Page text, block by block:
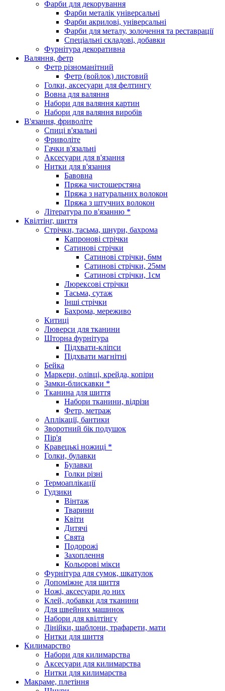
Фарби для декорування
Фарби металік універсальні
Фарби акрилові, універсальні
Фарби для металу, золочення та реставрації
Спеціальні складові, добавки
Фурнітура декоративна
Валяння, фетр
Фетр різноманітний
Фетр (войлок) листовий
Голки, аксесуари для фелтингу
Вовна для валяння
Набори для валяння картин
Набори для валяння виробів
В'язання, фриволіте
Спиці в'язальні
Фриволіте
Гачки в'язальні
Аксесуари для в'язання
Нитки для в'язання
Бавовна
Пряжа чистошерстяна
Пряжа з натуральних волокон
Пряжа з штучних волокон
Література по в'язанню *
Квілтінг, шиття
Стрічки, тасьма, шнури, бахрома
Капронові стрічки
Сатинові стрічки
Сатинові стрічки, 6мм
Сатинові стрічки, 25мм
Сатинові стрічки, 1см
Люрексові стрічки
Тасьма, сутаж
Інші стрічки
Бахрома, мереживо
Китиці
Люверси для тканини
Шторна фурнітура
Підхвати-кліпси
Підхвати магнітні
Бейка
Маркери, олівці, крейда, копіри
Замки-блискавки *
Тканина для шиття
Набори тканини, відрізи
Фетр, метраж
Аплікації, бантики
Зворотний бік подушок
Пір'я
Кравецькі ножиці *
Голки, булавки
Булавки
Голки різні
Термоаплікації
Гудзики
Вінтаж
Тварини
Квіти
Дитячі
Свята
Подорожі
Захоплення
Кольорові мікси
Фурнітура для сумок, шкатулок
Допоміжне для шиття
Ножі, аксесуари до них
Клей, добавки для тканини
Для швейних машинок
Набори для квілтінгу
Лінійки, шаблони, трафарети, мати
Нитки для шиття
Килимарство
Набори для килимарства
Аксесуари для килимарства
Нитки для килимарства
Макраме, плетіння